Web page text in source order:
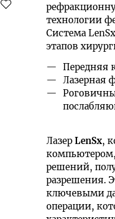
технологии
Сиcтема
этапов
Передняя
Лазерная
Лазер LenSx,
решений,
разрешения.
ключевыми
операции,